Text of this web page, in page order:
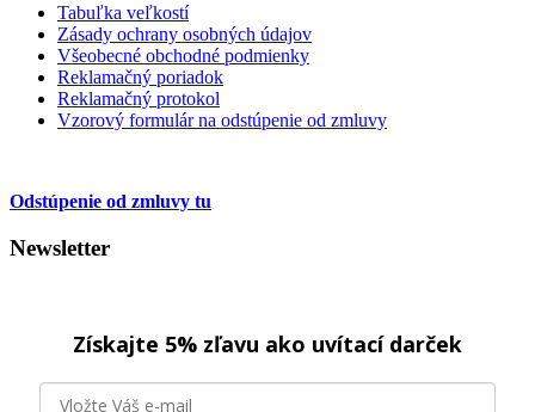
Tabuľka veľkostí
Zásady ochrany osobných údajov
Všeobecné obchodné podmienky
Reklamačný poriadok
Reklamačný protokol
Vzorový formulár na odstúpenie od zmluvy
Odstúpenie od zmluvy tu
Newsletter
Získajte 5% zľavu ako uvítací darček